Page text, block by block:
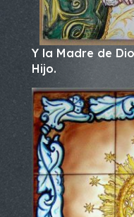
Y la Madre de
Hijo.